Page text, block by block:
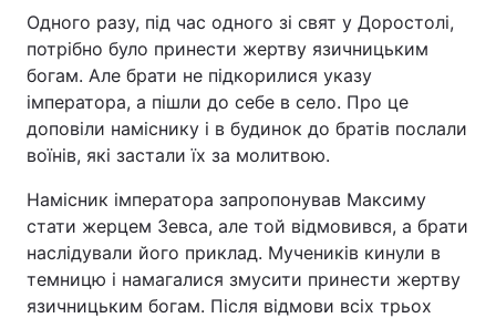
Одного разу, під час одного зі свят у Доростолі,
потрібно було принести жертву язичницьким
богам. Але брати не підкорилися указу
імператора, а пішли до себе в село. Про це
доповіли наміснику і в будинок до братів послали
воїнів, які застали їх за молитвою.
Намісник імператора запропонував Максиму
стати жерцем Зевса, але той відмовився, а брати
наслідували його приклад. Мучеників кинули в
темницю і намагалися змусити принести жертву
язичницьким богам. Після відмови всіх трьох